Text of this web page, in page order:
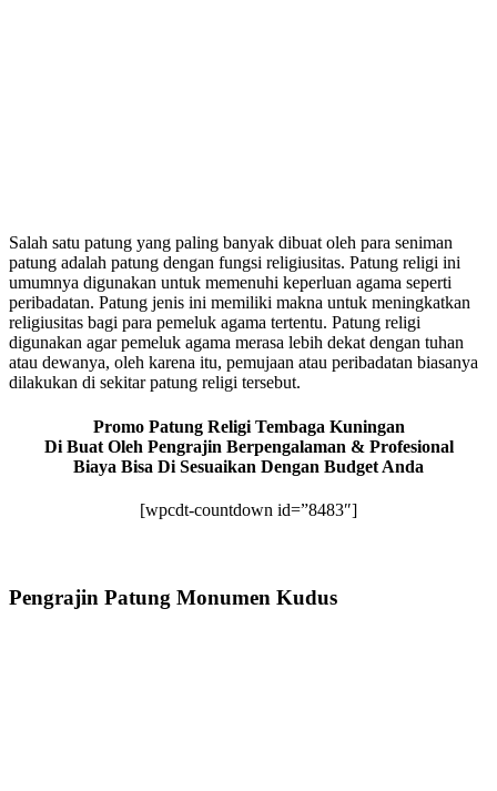
Salah satu patung yang paling banyak dibuat oleh para seniman
patung adalah patung dengan fungsi religiusitas. Patung religi ini
umumnya digunakan untuk memenuhi keperluan agama seperti
peribadatan. Patung jenis ini memiliki makna untuk meningkatkan
religiusitas bagi para pemeluk agama tertentu. Patung religi
digunakan agar pemeluk agama merasa lebih dekat dengan tuhan
atau dewanya, oleh karena itu, pemujaan atau peribadatan biasanya
dilakukan di sekitar patung religi tersebut.
Promo Patung Religi Tembaga Kuningan
Di Buat Oleh Pengrajin Berpengalaman & Profesional
Biaya Bisa Di Sesuaikan Dengan Budget Anda
[wpcdt-countdown id=”8483″]
Pengrajin Patung Monumen Kudus